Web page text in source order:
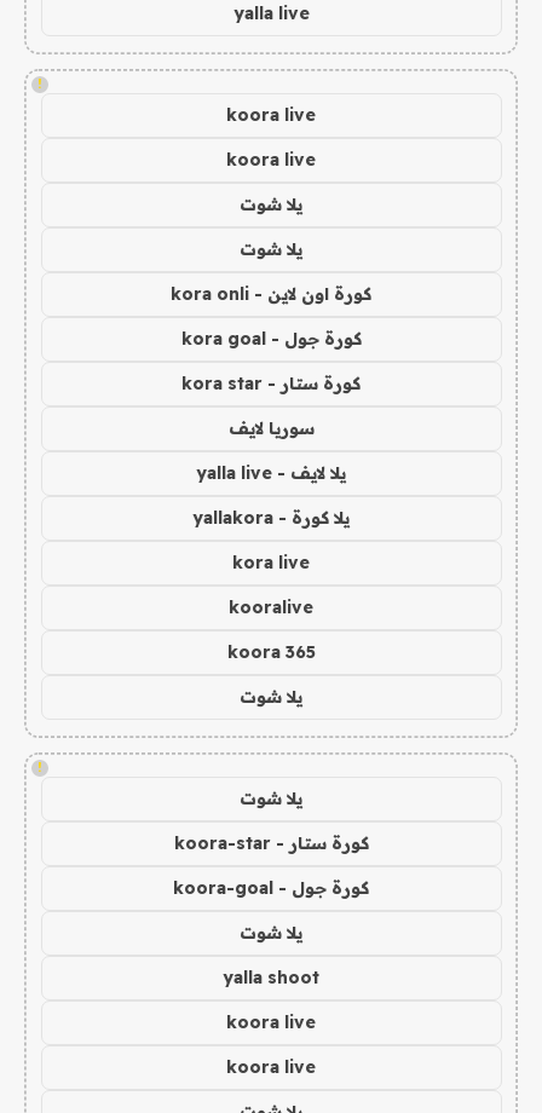
yalla live
!
koora live
koora live
يلا شوت
يلا شوت
كورة اون لاين - kora onli
كورة جول - kora goal
كورة ستار - kora star
سوريا لايف
يلا لايف - yalla live
يلا كورة - yallakora
kora live
kooralive
koora 365
يلا شوت
!
يلا شوت
كورة ستار - koora-star
كورة جول - koora-goal
يلا شوت
yalla shoot
koora live
koora live